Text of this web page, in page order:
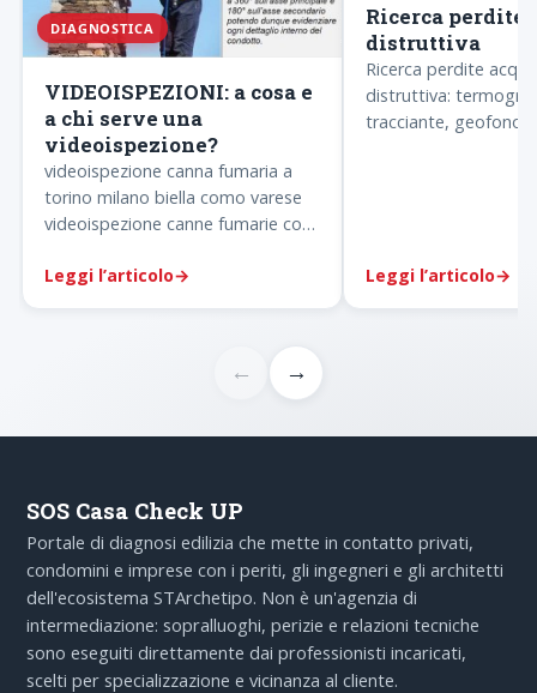
DIAGNOSTICA
VIDEOISPEZIONI: a cosa e
a chi serve una
videoispezione?
videoispezione canna fumaria a
torino milano biella como varese
videoispezione canne fumarie con
ingegnere
Leggi l’articolo→
Ricerca perdite
distruttiva
Ricerca perdite
distruttiva:
tracciante, geofono,
Leggi l’articolo→
← →
SOS Casa Check UP
Portale di diagnosi edilizia che mette in contatto privati,
condomini e imprese con i periti, gli ingegneri e gli architetti
dell'ecosistema STArchetipo. Non è un'agenzia di
intermediazione: sopralluoghi, perizie e relazioni tecniche
sono eseguiti direttamente dai professionisti incaricati,
scelti per specializzazione e vicinanza al cliente.